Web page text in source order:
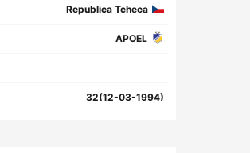
Republica Tcheca
APOEL
32(12-03-1994)